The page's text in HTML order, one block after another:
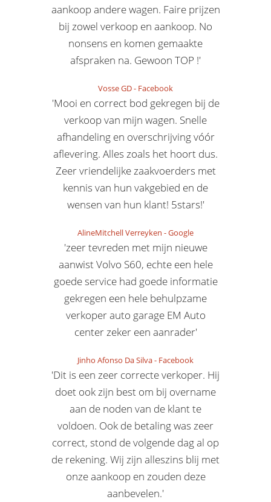
aankoop andere wagen. Faire prijzen
bij zowel verkoop en aankoop. No
nonsens en komen gemaakte
afspraken na. Gewoon TOP !'
Vosse GD- Facebook
'Mooi en correct bod gekregen bij de
verkoop van mijn wagen. Snelle
afhandeling en overschrijving vóór
aflevering. Alles zoals het hoort dus.
Zeer vriendelijke zaakvoerders met
kennis van hun vakgebied en de
wensen van hun klant! 5stars!'
AlineMitchell Verreyken -Google
'zeer tevreden met mijn nieuwe
aanwist Volvo S60, echte een hele
goede service had goede informatie
gekregen een hele behulpzame
verkoper auto garage EM Auto
center zeker een aanrader'
Jinho Afonso Da Silva- Facebook
'Dit is een zeer correcte verkoper. Hij
doet ook zijn best om bij overname
aan de noden van de klant te
voldoen. Ook de betaling was zeer
correct, stond de volgende dag al op
de rekening. Wij zijn alleszins blij met
onze aankoop en zouden deze
aanbevelen.'